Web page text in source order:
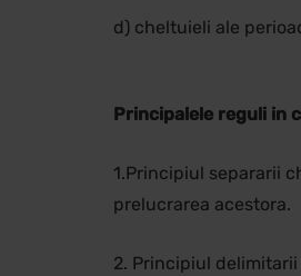
d) cheltuieli ale
Principalele reguli in
1.Principiul separarii
prelucrarea acestora.
2. Principiul